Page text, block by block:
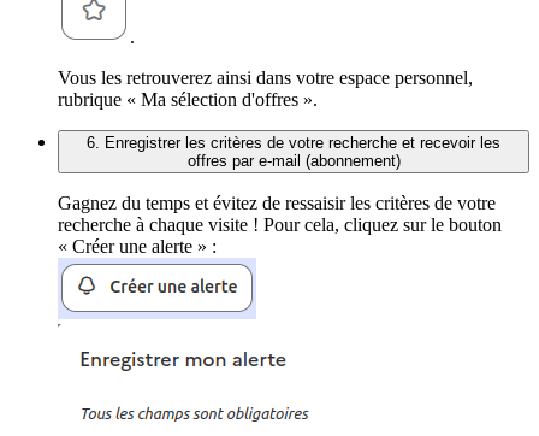
.
Vous les retrouverez ainsi dans votre espace personnel,
rubrique « Ma sélection d'offres ».
6. Enregistrer les critères de votre recherche et recevoir les
offres par e-mail (abonnement)
Gagnez du temps et évitez de ressaisir les critères de votre
recherche à chaque visite ! Pour cela, cliquez sur le bouton
« Créer une alerte » :